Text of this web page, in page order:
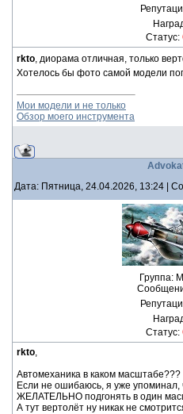
Статус:
rkto, диорама отличная, только
Хотелось бы фото самой модели
Мои модели и не только
Обзор моего инструмента
Дата: Пятница, 24.04.2026, 13:24 |
Группа:
Статус:
rkto,
Автомеханика в каком масштабе???
Если не ошибаюсь, я уже
ЖЕЛАТЕЛЬНО подгонять в один
А тут вертолёт ну никак не